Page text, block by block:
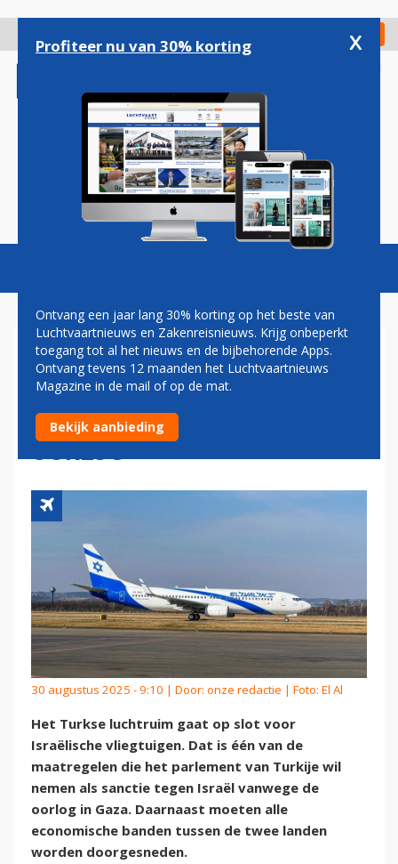
gaan
Check in
Magazine Podcasts Vacatures
TURKIJE WIL LUCHTRUIM
SLUITEN VOOR ISRAËLISCHE
VLIEGTUIGEN OM GAZA-
OORLOG
30 augustus 2025 - 9:10 | Door: onze redactie | Foto: El Al
Het Turkse luchtruim gaat op slot voor
Israëlische vliegtuigen. Dat is één van de
maatregelen die het parlement van Turkije wil
nemen als sanctie tegen Israël vanwege de
oorlog in Gaza. Daarnaast moeten alle
economische banden tussen de twee landen
worden doorgesneden.
Profiteer nu van 30% korting x
Ontvang een jaar lang 30% korting op het beste van
Luchtvaartnieuws en Zakenreisnieuws. Krijg onbeperkt
toegang tot al het nieuws en de bijbehorende Apps.
Ontvang tevens 12 maanden het Luchtvaartnieuws
Magazine in de mail of op de mat.
Bekijk aanbieding